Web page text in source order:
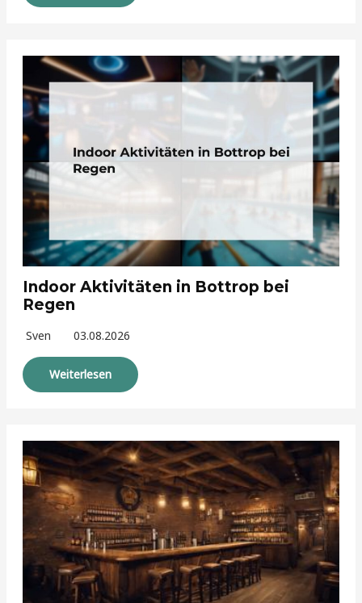
Indoor Aktivitäten in Bottrop bei
Regen
Sven 03.08.2026
Weiterlesen